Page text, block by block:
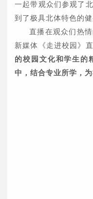
一起带观众们参观了
到了极具北体特色的健
直播在观众们热
新媒体《走进校园》
的校园文化和学生的
中，结合专业所学，